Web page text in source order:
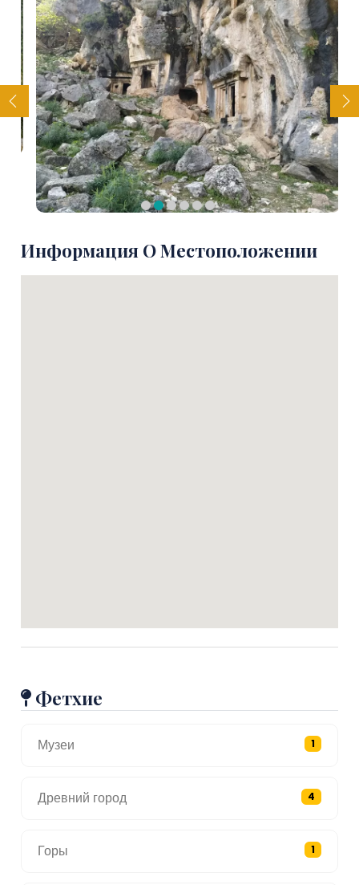
Информация О Местоположении
Фетхие
Музеи 1
Древний город 4
Горы 1